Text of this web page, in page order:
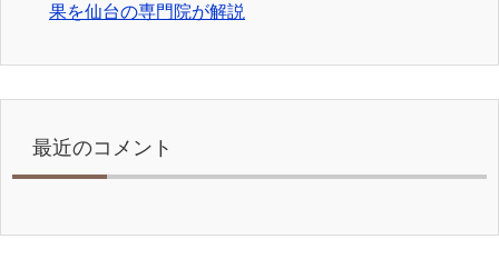
果を仙台の専門院が解説
最近のコメント